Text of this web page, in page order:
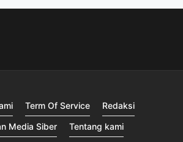
Term Of Service
Redaksi
Media Siber
Tentang kami